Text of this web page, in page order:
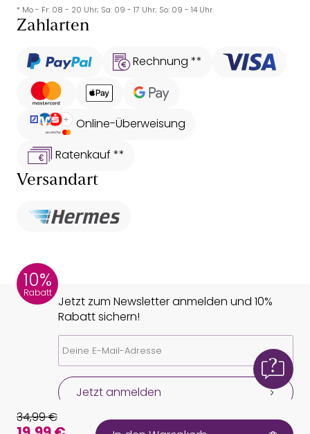
* Mo - Fr: 08 - 20 Uhr; Sa: 09 - 17 Uhr; So: 09 - 14 Uhr.
Zahlarten
Rechnung **
Online-Überweisung
Ratenkauf **
Versandart
10%
Rabatt
Jetzt zum Newsletter anmelden und 10%
Rabatt sichern!
Jetzt anmelden
34,99 €